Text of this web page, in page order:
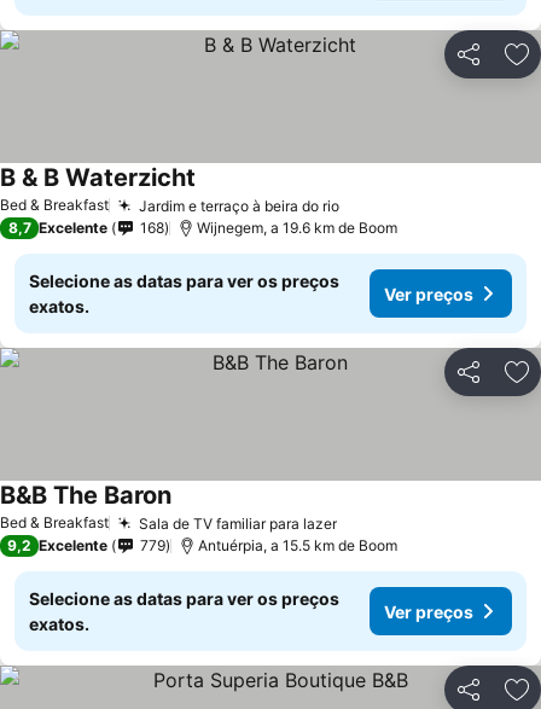
Partilhar
Bed & Breakfast Jardim e terraço à beira do rioVer preços
B & B Waterzicht
8,7 Excelente 168 Wijnegem, a 19.6 km de Boom
Selecione as datas para ver os preços
exatos.
Ver preços
Partilhar
Bed & Breakfast Sala de TV familiar para lazerVer preços
B&B The BaronVer preços
9,2 Excelente 779 Antuérpia, a 15.5 km de Boom
Selecione as datas para ver os preços
exatos.
Ver preços
Partilhar